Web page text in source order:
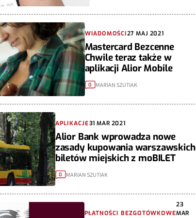
WIADOMOŚCI27 MAJ 2021
Mastercard Bezcenne
Chwile teraz także w
aplikacji Alior Mobile
0 MARIAN SZUTIAK
APLIKACJE31 MAR 2021
Alior Bank wprowadza nowe
zasady kupowania warszawskich
biletów miejskich z moBILET
0 MARIAN SZUTIAK
PŁATNOŚCI BEZGOTÓWKOWE
23
MAR